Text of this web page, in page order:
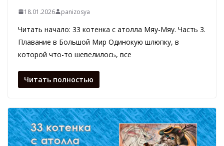
18.01.2026 panizosya
Читать начало: 33 котенка с атолла Мяу-Мяу. Часть 3.
Плавание в Большой Мир Одинокую шлюпку, в
которой что-то шевелилось, все
Читать полностью